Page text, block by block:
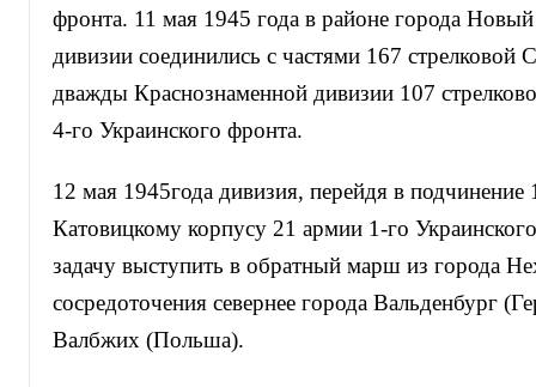
фронта. 11 мая 1945 года в районе города
дивизии соединились с частями 167 стрелковой
дважды Краснознаменной дивизии 107
4-го Украинского фронта.
12 мая 1945года дивизия, перейдя в подчинение
Катовицкому корпусу 21 армии 1-го
задачу выступить в обратный марш из города
сосредоточения севернее города Вальденбург
Валбжих (Польша).